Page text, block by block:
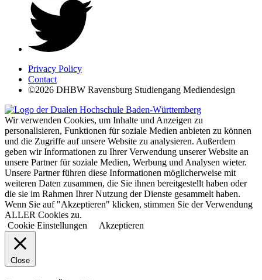
Privacy Policy
Contact
©2026 DHBW Ravensburg Studiengang Mediendesign
Wir verwenden Cookies, um Inhalte und Anzeigen zu
personalisieren, Funktionen für soziale Medien anbieten zu können
und die Zugriffe auf unsere Website zu analysieren. Außerdem
geben wir Informationen zu Ihrer Verwendung unserer Website an
unsere Partner für soziale Medien, Werbung und Analysen wieter.
Unsere Partner führen diese Informationen möglicherweise mit
weiteren Daten zusammen, die Sie ihnen bereitgestellt haben oder
die sie im Rahmen Ihrer Nutzung der Dienste gesammelt haben.
Wenn Sie auf "Akzeptieren" klicken, stimmen Sie der Verwendung
ALLER Cookies zu.
Cookie Einstellungen
Akzeptieren
Close